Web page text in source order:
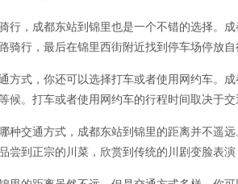
行，成都东站到锦里也是一个不错的选择。
骑行，最后在锦里西街附近找到停车场停放
方式，你还可以选择打车或者使用网约车。
候。打车或者使用网约车的行程时间取决于
种交通方式，成都东站到锦里的距离并不遥
尝到正宗的川菜，欣赏到传统的川剧变脸表